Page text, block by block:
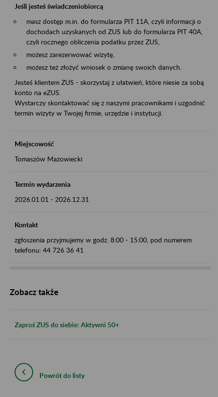
Jeśli jesteś świadczeniobiorcą
masz dostęp m.in. do formularza PIT 11A, czyli informacji o
dochodach uzyskanych od ZUS lub do formularza PIT 40A,
czyli rocznego obliczenia podatku przez ZUS,
możesz zarezerwować wizytę,
możesz też złożyć wniosek o zmianę swoich danych.
Jesteś klientem ZUS - skorzystaj z ułatwień, które niesie za sobą
konto na eZUS.
Wystarczy skontaktować się z naszymi pracownikami i uzgodnić
termin wizyty w Twojej firmie, urzędzie i instytucji.
Miejscowość
Tomaszów Mazowiecki
Termin wydarzenia
2026.01.01 - 2026.12.31
Kontakt
zgłoszenia przyjmujemy w godz. 8:00 - 15:00, pod numerem
telefonu: 44 726 36 41
Zobacz także
Zaproś ZUS do siebie: Aktywni 50+
Powrót do listy